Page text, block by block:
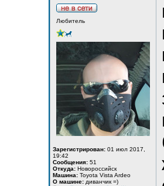
Любитель
Зарегистрирован: 01 июл 2017,
19:42
Сообщения: 51
Откуда: Новороссийск
Машина: Toyota Vista Ardeo
О машине: диванчик =)